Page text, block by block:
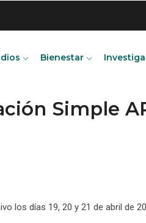
Bienestar
Simple
los días 19, 20 y 21 de abril de